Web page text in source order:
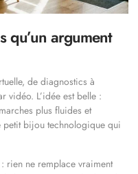
qu’un argument
de diagnostics à
vidéo. L’idée est belle :
plus fluides et
petit bijou technologique qui
rien ne remplace vraiment